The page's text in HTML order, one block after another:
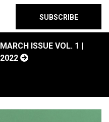
SUBSCRIBE
MARCH ISSUE VOL. 1 |
2022